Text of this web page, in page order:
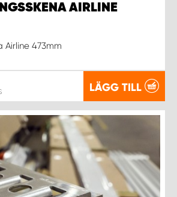
AIRLINE
Airline 473mm
LÄGG TILL